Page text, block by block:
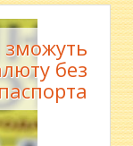
зможуть
без
паспорта